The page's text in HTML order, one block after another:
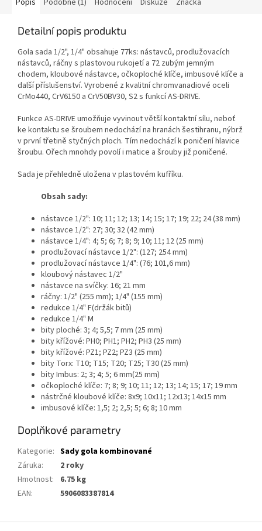
Detailní popis produktu
Gola sada 1/2", 1/4" obsahuje 77ks: nástavců, prodlužovacích
nástavců, ráčny s plastovou rukojetí a 72 zubým jemným
chodem, kloubové nástavce, očkoploché klíče, imbusové klíče a
další příslušenství. Vyrobené z kvalitní chromvanadiové oceli
CrMo440, CrV6150 a CrV50BV30, S2 s funkcí AS-DRIVE.
Funkce AS-DRIVE umožňuje vyvinout větší kontaktní sílu, neboť
ke kontaktu se šroubem nedochází na hranách šestihranu, nýbrž
v první třetině styčných ploch. Tím nedochází k poničení hlavice
šroubu. Ořech mnohdy povolí i matice a šrouby již poničené.
Sada je přehledně uložena v plastovém kufříku.
Obsah sady:
nástavce 1/2": 10; 11; 12; 13; 14; 15; 17; 19; 22; 24 (38 mm)
nástavce 1/2": 27; 30; 32 (42 mm)
nástavce 1/4": 4; 5; 6; 7; 8; 9; 10; 11; 12 (25 mm)
prodlužovací nástavce 1/2": (127; 254 mm)
prodlužovací nástavce 1/4": (76; 101,6 mm)
kloubový nástavec 1/2"
nástavce na svíčky: 16; 21 mm
ráčny: 1/2" (255 mm); 1/4" (155 mm)
redukce 1/4" F(držák bitů)
redukce 1/4" M
bity ploché: 3; 4; 5,5; 7 mm (25 mm)
bity křížové: PH0; PH1; PH2; PH3 (25 mm)
bity křížové: PZ1; PZ2; PZ3 (25 mm)
bity Torx: T10; T15; T20; T25; T30 (25 mm)
bity Imbus: 2; 3; 4; 5; 6 mm(25 mm)
očkoploché klíče: 7; 8; 9; 10; 11; 12; 13; 14; 15; 17; 19 mm
nástrčné kloubové klíče: 8x9; 10x11; 12x13; 14x15 mm
imbusové klíče: 1,5; 2; 2,5; 5; 6; 8; 10 mm
Doplňkové parametry
Kategorie: Sady gola kombinované
Záruka:
2 roky
Hmotnost:
6.75 kg
EAN: 5906083387814